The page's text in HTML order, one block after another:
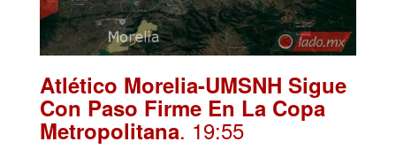
Atlético Morelia-UMSNH Sigue
Con Paso Firme En La Copa
Metropolitana. 19:55